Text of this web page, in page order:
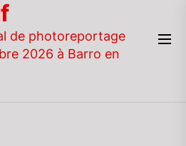
de photoreportage
2026 à Barro en